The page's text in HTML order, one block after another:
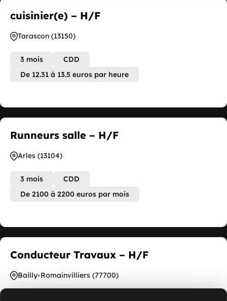
cuisinier(e) – H/F
Tarascon (13150)
3 mois
CDD
De 12.31 à 13.5 euros par heure
Runneurs salle – H/F
Arles (13104)
3 mois
CDD
De 2100 à 2200 euros par mois
Conducteur Travaux – H/F
Bailly-Romainvilliers (77700)